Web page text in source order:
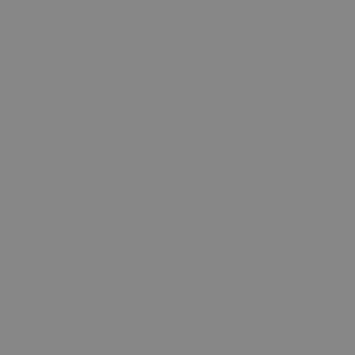
di analisi web
di siti
e misurare le
cui il prefisso
che si
che imposta il
di analisi web
di siti
e misurare le
di Google) per
i cookie.